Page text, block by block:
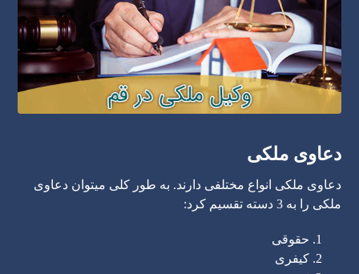
دعاوی ملکی
دعاوی ملکی انواع مختلفی دارند. به طور کلی میتوان دعاوی
ملکی را به 3 دسته تقسیم کرد:
حقوقی
کیفری